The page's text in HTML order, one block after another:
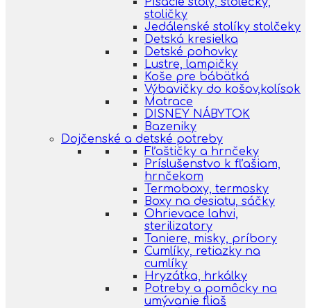
stoličky
Jedálenské stolíky stolčeky
Detská kresielka
Detské pohovky
Lustre, lampičky
Koše pre bábätká
Výbavičky do košov,kolísok
Matrace
DISNEY NÁBYTOK
Bazeniky
Dojčenské a detské potreby
Fľaštičky a hrnčeky
Príslušenstvo k fľašiam,
hrnčekom
Termoboxy, termosky
Boxy na desiatu, sáčky
Ohrievace lahvi,
sterilizatory
Taniere, misky, príbory
Cumlíky, retiazky na
cumlíky
Hryzátka, hrkálky
Potreby a pomôcky na
umývanie fliaš